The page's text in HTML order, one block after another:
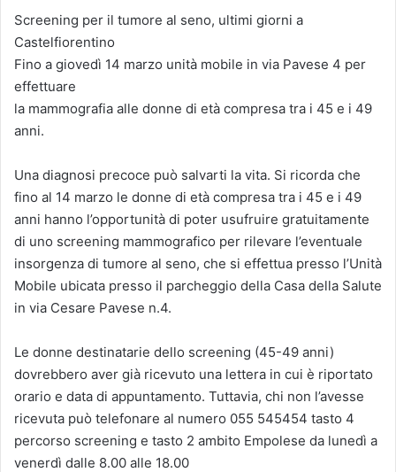
Screening per il tumore al seno, ultimi giorni a
Castelfiorentino
Fino a giovedì 14 marzo unità mobile in via Pavese 4 per
effettuare
la mammografia alle donne di età compresa tra i 45 e i 49
anni.
Una diagnosi precoce può salvarti la vita. Si ricorda che
fino al 14 marzo le donne di età compresa tra i 45 e i 49
anni hanno l’opportunità di poter usufruire gratuitamente
di uno screening mammografico per rilevare l’eventuale
insorgenza di tumore al seno, che si effettua presso l’Unità
Mobile ubicata presso il parcheggio della Casa della Salute
in via Cesare Pavese n.4.
Le donne destinatarie dello screening (45-49 anni)
dovrebbero aver già ricevuto una lettera in cui è riportato
orario e data di appuntamento. Tuttavia, chi non l’avesse
ricevuta può telefonare al numero 055 545454 tasto 4
percorso screening e tasto 2 ambito Empolese da lunedì a
venerdì dalle 8.00 alle 18.00